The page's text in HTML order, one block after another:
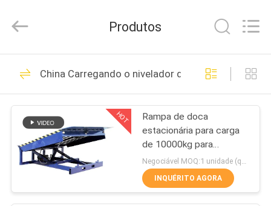
PARA
CASA
PRODUTOS
SOBRE
MACHINERY
Rights
Plataforma de
elevação hidráulica
115
54
Produtos
China Carregando o nivelador de dock
HOT
Rampa de doca
estacionária para carga
de 10000kg para
carregamento de carga
com certificado CE
Negociável MOQ:1 unidade (qualquer quantidade)
INQUÉRITO AGORA